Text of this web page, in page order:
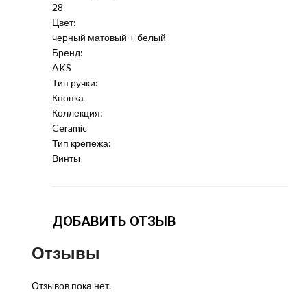
28
Цвет:
черный матовый + белый
Бренд:
AKS
Тип ручки:
Кнопка
Коллекция:
Ceramic
Тип крепежа:
Винты
ДОБАВИТЬ ОТЗЫВ
Отзывы
Отзывов пока нет.